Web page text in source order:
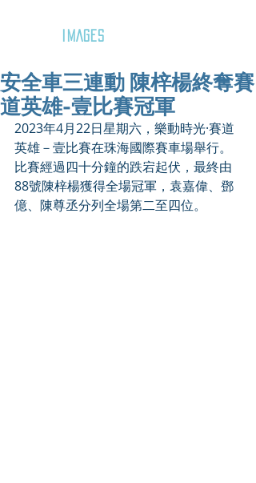
IMAGES
安全車三連動 陳梓楊終奪賽
道英雄-壹比賽冠軍
2023年4月22日星期六，樂動時光·賽道
英雄－壹比賽在珠海國際賽車場舉行。
比賽經過四十分鐘的跌宕起伏，最終由
88號陳梓楊獲得全場冠軍，袁嘉偉、鄧
億、陳尊丞分列全場第二至四位。